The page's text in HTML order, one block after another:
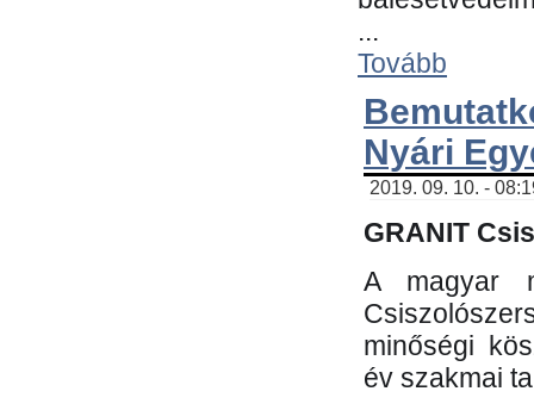
...
Tovább
Nyári
2019. 09. 10. -
GRANIT
A magyar
minőségi
év szakmai